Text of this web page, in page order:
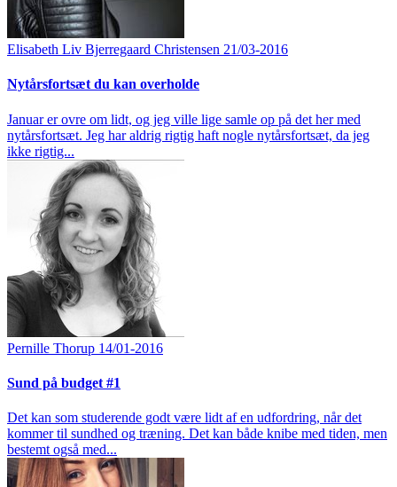
Elisabeth Liv Bjerregaard Christensen 21/03-2016
Nytårsfortsæt du kan overholde
Januar er ovre om lidt, og jeg ville lige samle op på det her med
nytårsfortsæt. Jeg har aldrig rigtig haft nogle nytårsfortsæt, da jeg
ikke rigtig...
Pernille Thorup 14/01-2016
Sund på budget #1
Det kan som studerende godt være lidt af en udfordring, når det
kommer til sundhed og træning. Det kan både knibe med tiden, men
bestemt også med...